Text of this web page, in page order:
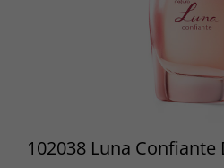
102038 Luna Confiante